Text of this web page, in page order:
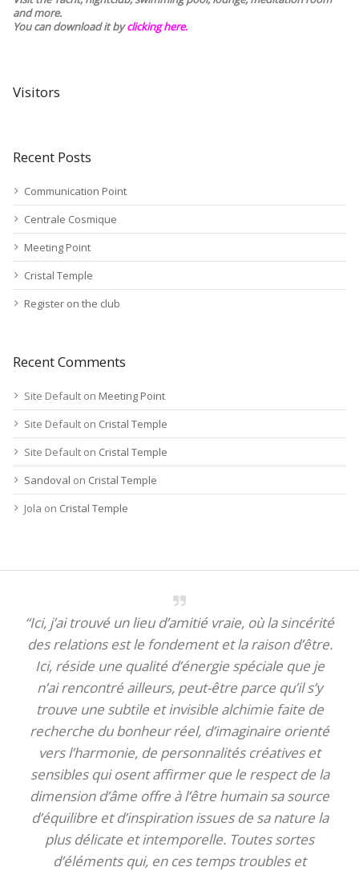
and more.
You can download it byclicking here.
Visitors
Recent Posts
Communication Point
Centrale Cosmique
Meeting Point
Cristal Temple
Register on the club
Recent Comments
Site Default on Meeting Point
Site Default on Cristal Temple
Site Default on Cristal Temple
Sandoval on Cristal Temple
Jola on Cristal Temple
“Ici, j’ai trouvé un lieu d’amitié vraie, où la sincérité
des relations est le fondement et la raison d’être.
Ici, réside une qualité d’énergie spéciale que je
n’ai rencontré ailleurs, peut-être parce qu’il s’y
trouve une subtile et invisible alchimie faite de
recherche du bonheur réel, d’imaginaire orienté
vers l’harmonie, de personnalités créatives et
sensibles qui osent affirmer que le respect de la
dimension d’âme offre à l’être humain sa source
d’équilibre et d’inspiration issues de sa nature la
plus délicate et intemporelle. Toutes sortes
d’éléments qui, en ces temps troubles et